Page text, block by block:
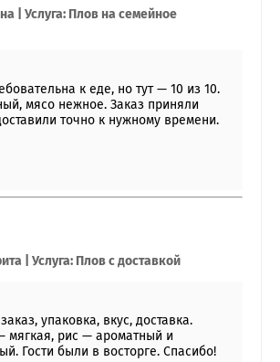
| Услуга: Плов на семейное
к еде, но тут — 10 из 10.
мясо нежное. Заказ приняли
точно к нужному времени.
| Услуга: Плов с доставкой
упаковка, вкус, доставка.
мягкая, рис — ароматный и
Гости были в восторге. Спасибо!